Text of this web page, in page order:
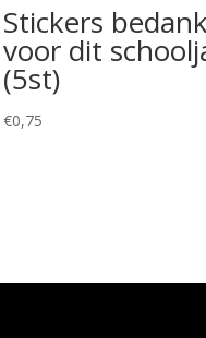
Stickers
voor dit
(5st)
€0,75